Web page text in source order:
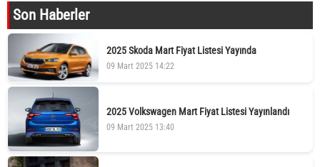
Son Haberler
2025 Skoda Mart Fiyat Listesi Yayında
09 Mart 2025 14:22
2025 Volkswagen Mart Fiyat Listesi Yayınlandı
09 Mart 2025 13:40